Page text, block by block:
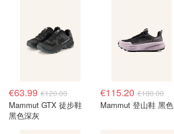
€63.99 €120.00
Mammut GTX 徒步鞋
黑色深灰
€115.20 €180.00
Mammut 登山鞋 黑色